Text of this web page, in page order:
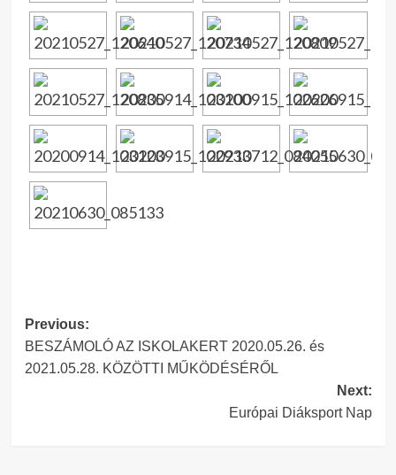
Post
navigation
Previous:
BESZÁMOLÓ AZ ISKOLAKERT 2020.05.26. és
2021.05.28. KÖZÖTTI MŰKÖDÉSÉRŐL
Next:
Európai Diáksport Nap